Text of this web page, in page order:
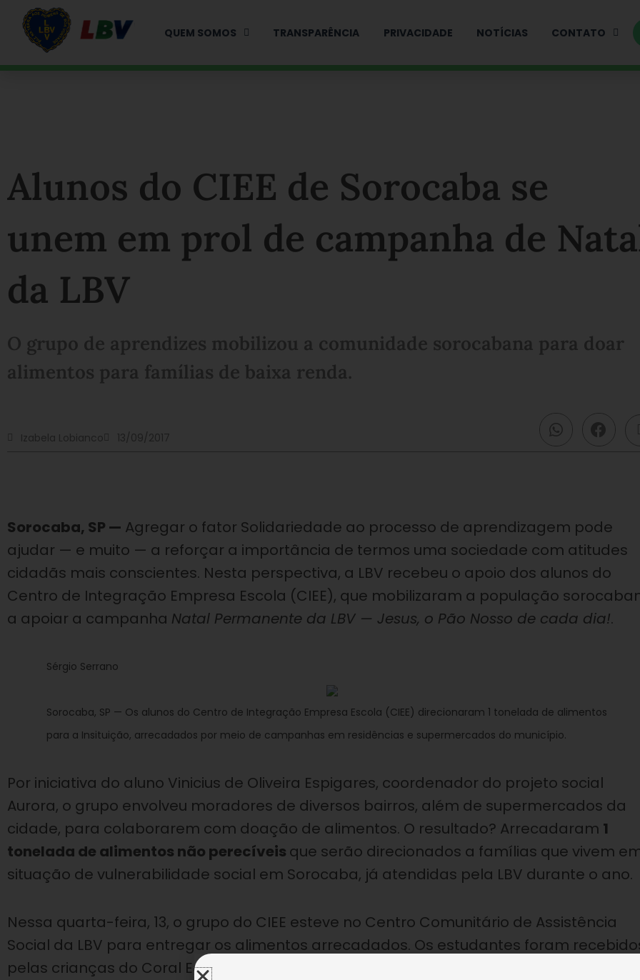
QUEM SOMOS TRANSPARÊNCIA PRIVACIDADE NOTÍCIAS CONTATO
Alunos do CIEE de Sorocaba se
unem em prol de campanha de
da LBV
O grupo de aprendizes mobilizou a comunidade sorocabana para doar
alimentos para famílias de baixa renda.
Izabela Lobianco 13/09/2017
Sorocaba, SP — Agregar o fator Solidariedade ao processo de aprendizagem pode
ajudar — e muito — a reforçar a importância de termos uma sociedade com atitudes
cidadãs mais conscientes. Nesta perspectiva, a LBV recebeu o apoio dos alunos do
Centro de Integração Empresa Escola (CIEE), que mobilizaram a população
a apoiar a campanha Natal Permanente da LBV — Jesus, o Pão Nosso de cada dia!.
Sérgio Serrano
Sorocaba, SP — Os alunos do Centro de Integração Empresa Escola (CIEE) direcionaram 1 tonelada de alimentos
para a Insituição, arrecadados por meio de campanhas em residências e supermercados do município.
Por iniciativa do aluno Vinicius de Oliveira Espigares, coordenador do projeto social
Aurora, o grupo envolveu moradores de diversos bairros, além de supermercados da
cidade, para colaborarem com doação de alimentos. O resultado? Arrecadaram 1
tonelada de alimentos não perecíveis que serão direcionados a famílias que vivem
situação de vulnerabilidade social em Sorocaba, já atendidas pela LBV durante o ano.
Nessa quarta-feira, 13, o grupo do CIEE esteve no Centro Comunitário de Assistência
Social da LBV para entregar os alimentos arrecadados. Os estudantes foram
pelas crianças do Coral Ecumênico Infantojuvenil Boa Vontade, que deram às boas-